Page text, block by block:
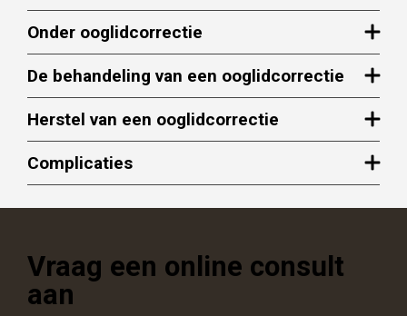
Onder ooglidcorrectie
De behandeling van een ooglidcorrectie
Herstel van een ooglidcorrectie
Complicaties
Vraag een online consult
aan